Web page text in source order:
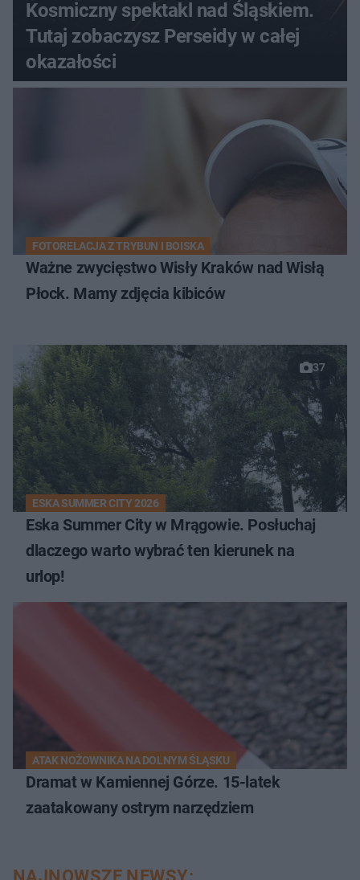
Kosmiczny spektakl nad Śląskiem.
Tutaj zobaczysz Perseidy w całej
okazałości
FOTORELACJA Z TRYBUN I BOISKA
Ważne zwycięstwo Wisły Kraków nad Wisłą
Płock. Mamy zdjęcia kibiców
37
ESKA SUMMER CITY 2026
Eska Summer City w Mrągowie. Posłuchaj
dlaczego warto wybrać ten kierunek na
urlop!
ATAK NOŻOWNIKA NA DOLNYM ŚLĄSKU
Dramat w Kamiennej Górze. 15-latek
zaatakowany ostrym narzędziem